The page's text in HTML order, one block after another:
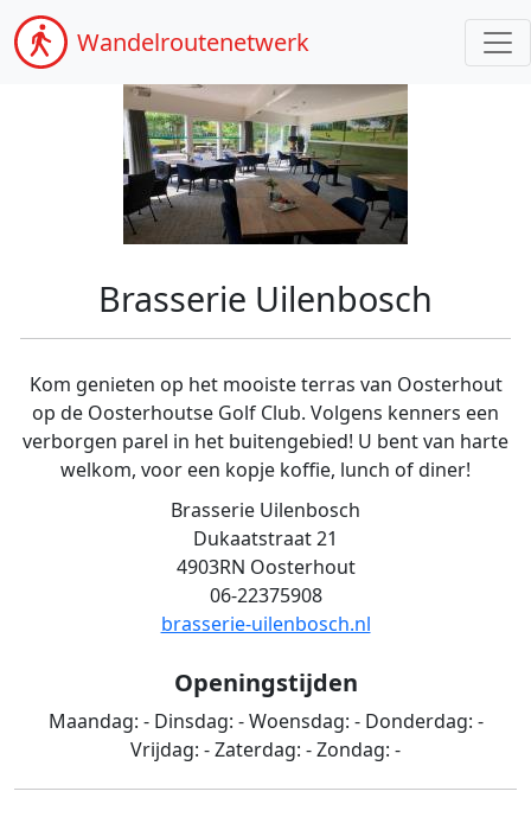
Wandelroutenetwerk
Brasserie Uilenbosch
Kom genieten op het mooiste terras van Oosterhout
op de Oosterhoutse Golf Club. Volgens kenners een
verborgen parel in het buitengebied! U bent van harte
welkom, voor een kopje koffie, lunch of diner!
Brasserie Uilenbosch
Dukaatstraat 21
4903RN Oosterhout
06-22375908
brasserie-uilenbosch.nl
Openingstijden
Maandag: - Dinsdag: -Woensdag: - Donderdag: -
Vrijdag: -Zaterdag: -Zondag: -